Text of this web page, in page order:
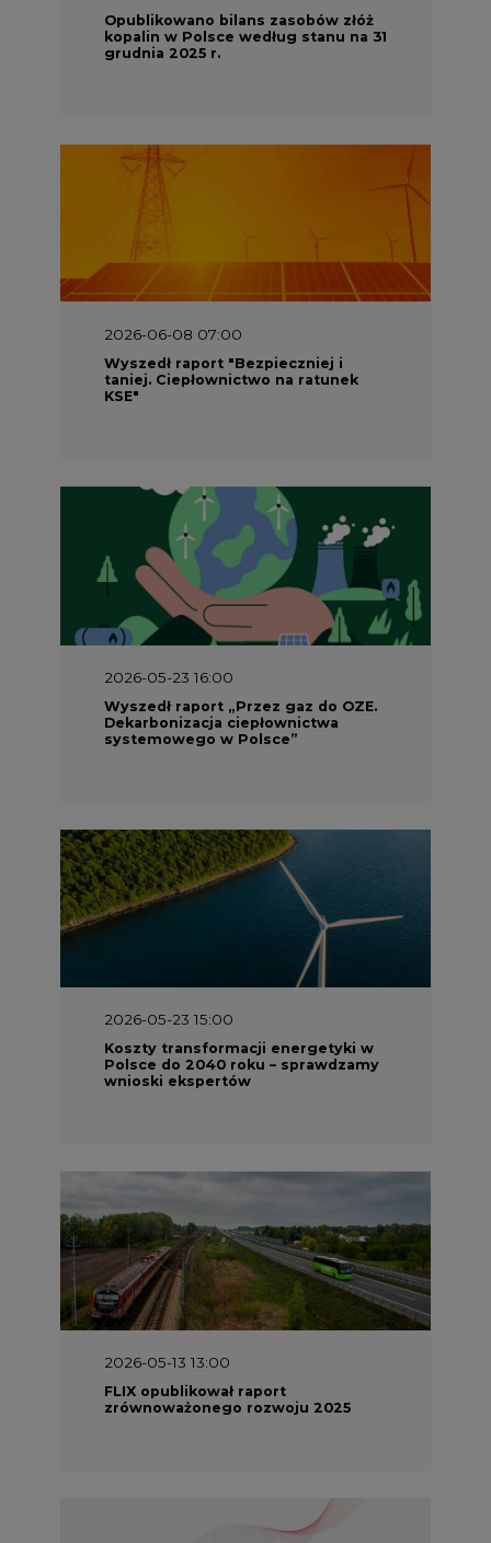
Opublikowano bilans zasobów złóż
kopalin w Polsce według stanu na 31
grudnia 2025 r.
2026-06-08 07:00
Wyszedł raport "Bezpieczniej i
taniej. Ciepłownictwo na ratunek
KSE"
2026-05-23 16:00
Wyszedł raport „Przez gaz do OZE.
Dekarbonizacja ciepłownictwa
systemowego w Polsce”
2026-05-23 15:00
Koszty transformacji energetyki w
Polsce do 2040 roku – sprawdzamy
wnioski ekspertów
2026-05-13 13:00
FLIX opublikował raport
zrównoważonego rozwoju 2025